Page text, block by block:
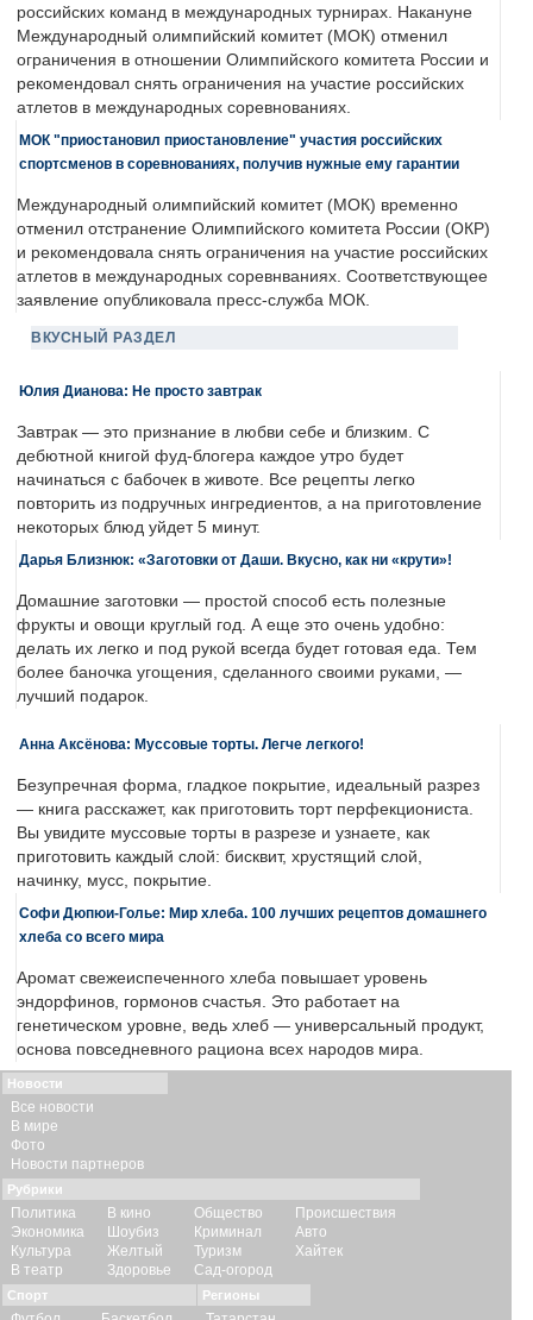
российских команд в международных турнирах. Накануне
Международный олимпийский комитет (МОК) отменил
ограничения в отношении Олимпийского комитета России и
рекомендовал снять ограничения на участие российских
атлетов в международных соревнованиях.
МОК "приостановил приостановление" участия российских
спортсменов в соревнованиях, получив нужные ему гарантии
Международный олимпийский комитет (МОК) временно
отменил отстранение Олимпийского комитета России (ОКР)
и рекомендовала снять ограничения на участие российских
атлетов в международных соревнваниях. Соответствующее
заявление опубликовала пресс-служба МОК.
ВКУСНЫЙ РАЗДЕЛ
Юлия Дианова: Не просто завтрак
Завтрак — это признание в любви себе и близким. С
дебютной книгой фуд-блогера каждое утро будет
начинаться с бабочек в животе. Все рецепты легко
повторить из подручных ингредиентов, а на приготовление
некоторых блюд уйдет 5 минут.
Дарья Близнюк: «Заготовки от Даши. Вкусно, как ни «крути»!
Домашние заготовки — простой способ есть полезные
фрукты и овощи круглый год. А еще это очень удобно:
делать их легко и под рукой всегда будет готовая еда. Тем
более баночка угощения, сделанного своими руками, —
лучший подарок.
Анна Аксёнова: Муссовые торты. Легче легкого!
Безупречная форма, гладкое покрытие, идеальный разрез
— книга расскажет, как приготовить торт перфекциониста.
Вы увидите муссовые торты в разрезе и узнаете, как
приготовить каждый слой: бисквит, хрустящий слой,
начинку, мусс, покрытие.
Софи Дюпюи-Голье: Мир хлеба. 100 лучших рецептов домашнего
хлеба со всего мира
Аромат свежеиспеченного хлеба повышает уровень
эндорфинов, гормонов счастья. Это работает на
генетическом уровне, ведь хлеб — универсальный продукт,
основа повседневного рациона всех народов мира.
Новости
Все новости
В мире
Фото
Новости партнеров
Рубрики
Политика
Экономика
Культура
В театр
В кино
Шоубиз
Желтый
Здоровье
Общество
Криминал
Туризм
Сад-огород
Происшествия
Авто
Хайтек
Спорт Регионы